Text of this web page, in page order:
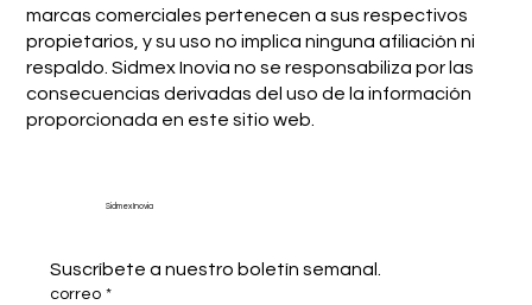
marcas comerciales pertenecen a sus respectivos
propietarios, y su uso no implica ninguna afiliación ni
respaldo. Sidmex Inovia no se responsabiliza por las
consecuencias derivadas del uso de la información
proporcionada en este sitio web.
Sidmex Inovia
Suscríbete a nuestro boletín semanal.
correo *